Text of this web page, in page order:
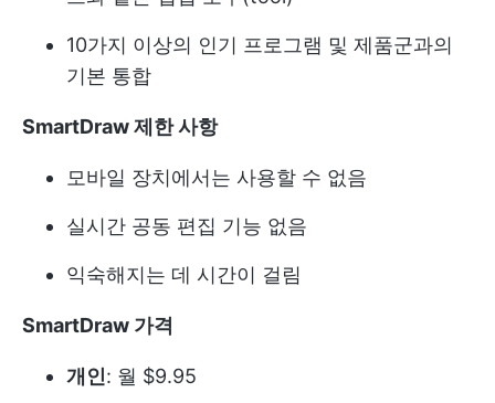
10가지 이상의 인기 프로그램 및 제품군과의
기본 통합
SmartDraw 제한 사항
모바일 장치에서는 사용할 수 없음
실시간 공동 편집 기능 없음
익숙해지는 데 시간이 걸림
SmartDraw 가격
개인: 월 $9.95